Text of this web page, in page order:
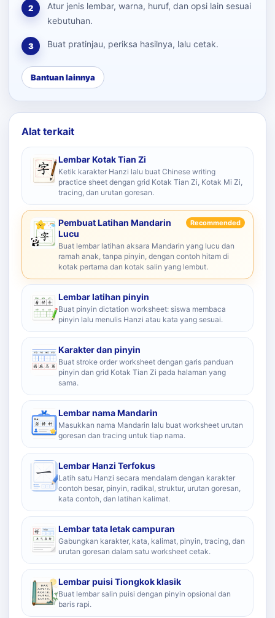
2
Atur jenis lembar, warna, huruf, dan opsi lain sesuai
kebutuhan.
3 Buat pratinjau, periksa hasilnya, lalu cetak.
Bantuan lainnya
Alat terkait
Lembar Kotak Tian Zi
Ketik karakter Hanzi lalu buat Chinese writing
practice sheet dengan grid Kotak Tian Zi, Kotak Mi Zi,
tracing, dan urutan goresan.
Pembuat Latihan Mandarin
Lucu
Recommended
Buat lembar latihan aksara Mandarin yang lucu dan
ramah anak, tanpa pinyin, dengan contoh hitam di
kotak pertama dan kotak salin yang lembut.
Lembar latihan pinyin
Buat pinyin dictation worksheet: siswa membaca
pinyin lalu menulis Hanzi atau kata yang sesuai.
Karakter dan pinyin
Buat stroke order worksheet dengan garis panduan
pinyin dan grid Kotak Tian Zi pada halaman yang
sama.
Lembar nama Mandarin
Masukkan nama Mandarin lalu buat worksheet urutan
goresan dan tracing untuk tiap nama.
Lembar Hanzi Terfokus
Latih satu Hanzi secara mendalam dengan karakter
contoh besar, pinyin, radikal, struktur, urutan goresan,
kata contoh, dan latihan kalimat.
Lembar tata letak campuran
Gabungkan karakter, kata, kalimat, pinyin, tracing, dan
urutan goresan dalam satu worksheet cetak.
Lembar puisi Tiongkok klasik
Buat lembar salin puisi dengan pinyin opsional dan
baris rapi.